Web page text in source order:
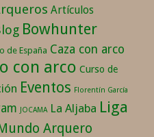
Artículos
Bowhunter
de España Caza con arco
con arco Curso de
Eventos Florentín García
JOCAMA La Aljaba Liga
Arquero